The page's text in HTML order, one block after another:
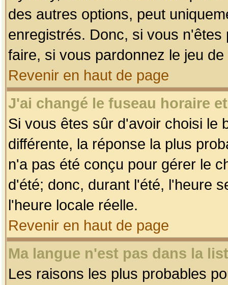
des autres options, peut
enregistrés. Donc, si vous
faire, si vous pardonnez le jeu
Revenir en haut de page
J'ai changé le fuseau horaire
Si vous êtes sûr d'avoir choisi le
différente, la réponse la plus
n'a pas été conçu pour gérer le
d'été; donc, durant l'été, l'heure
l'heure locale réelle.
Revenir en haut de page
Ma langue n'est pas dans la
Les raisons les plus probables